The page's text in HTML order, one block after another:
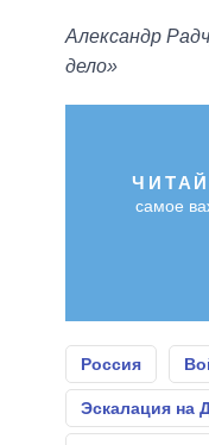
Александр
дело»
самое
Россия
Эскалация на